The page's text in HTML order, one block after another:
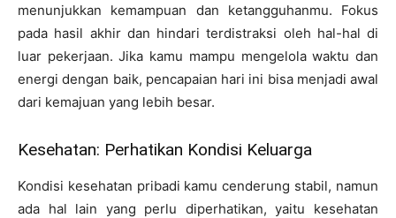
menunjukkan kemampuan dan ketangguhanmu. Fokus
pada hasil akhir dan hindari terdistraksi oleh hal-hal di
luar pekerjaan. Jika kamu mampu mengelola waktu dan
energi dengan baik, pencapaian hari ini bisa menjadi awal
dari kemajuan yang lebih besar.
Kesehatan: Perhatikan Kondisi Keluarga
Kondisi kesehatan pribadi kamu cenderung stabil, namun
ada hal lain yang perlu diperhatikan, yaitu kesehatan